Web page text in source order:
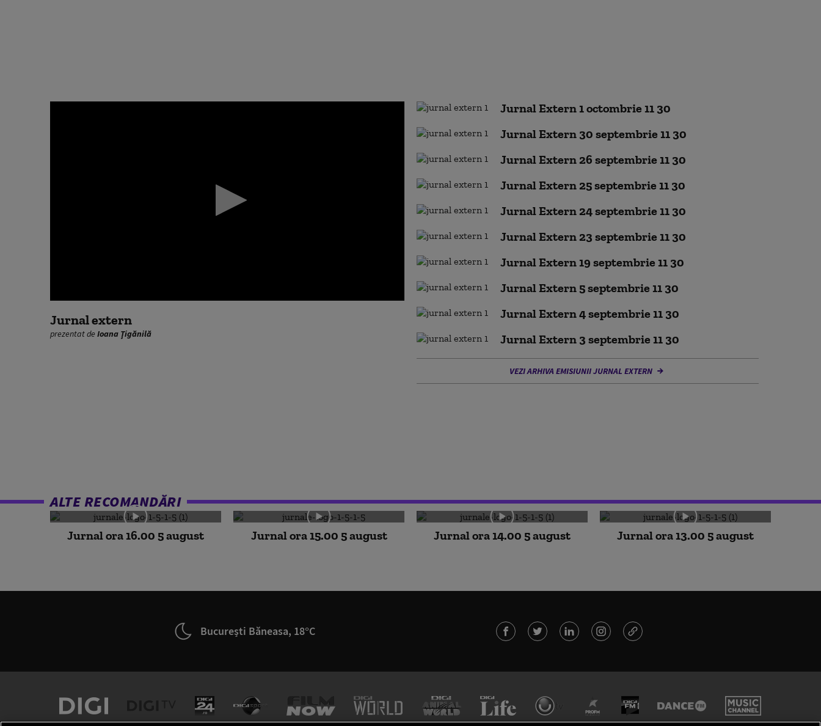
seconds
of
0
Jurnal extern
prezentat deIoana Ţigănilă
Jurnal Extern 1 octombrie 11 30
Jurnal Extern 30 septembrie 11 30
Jurnal Extern 26 septembrie 11 30
Jurnal Extern 25 septembrie 11 30
Jurnal Extern 24 septembrie 11 30
Jurnal Extern 23 septembrie 11 30
Jurnal Extern 19 septembrie 11 30
Jurnal Extern 5 septembrie 11 30
Jurnal Extern 4 septembrie 11 30
Jurnal Extern 3 septembrie 11 30
VEZI ARHIVA EMISIUNII JURNAL EXTERN
ALTE RECOMANDĂRI
Jurnal ora 16.00 5 august Jurnal ora 15.00 5 august Jurnal ora 14.00 5 august Jurnal ora 13.00 5 august
București Băneasa, 18°C